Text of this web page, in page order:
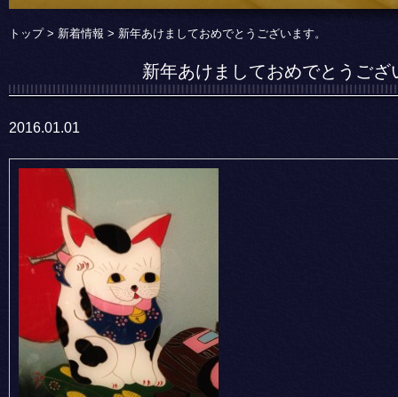
トップ> 新着情報 > 新年あけましておめでとうございます。
新年あけましておめでとうござ
2016.01.01